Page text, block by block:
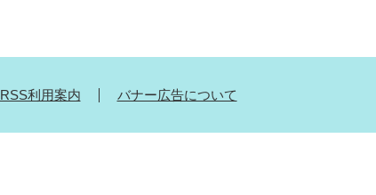
RSS利用案内 バナー広告について